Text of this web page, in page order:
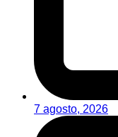
7 agosto, 2026